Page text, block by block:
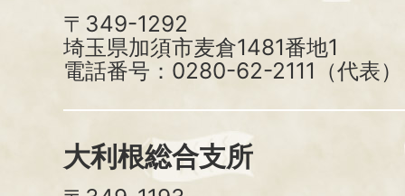
〒349-1292
埼玉県加須市麦倉1481番地1
電話番号：0280-62-2111（代表）
大利根総合支所